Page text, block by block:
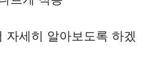
자세히 알아보도록 하겠